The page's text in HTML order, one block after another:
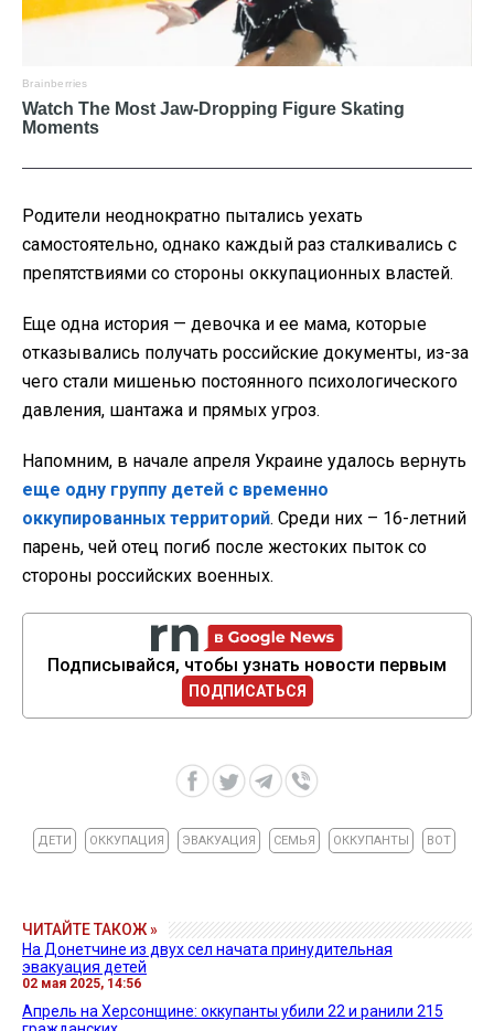
Родители неоднократно пытались уехать
самостоятельно, однако каждый раз сталкивались с
препятствиями со стороны оккупационных властей.
Еще одна история — девочка и ее мама, которые
отказывались получать российские документы, из-за
чего стали мишенью постоянного психологического
давления, шантажа и прямых угроз.
Напомним, в начале апреля Украине удалось вернуть
еще одну группу детей с временно
оккупированных территорий. Среди них – 16-летний
парень, чей отец погиб после жестоких пыток со
стороны российских военных.
Подписывайся, чтобы узнать новости первым
ПОДПИСАТЬСЯ
ДЕТИ ОККУПАЦИЯ ЭВАКУАЦИЯ СЕМЬЯ ОККУПАНТЫ ВОТ
ЧИТАЙТЕ ТАКОЖ »
На Донетчине из двух сел начата принудительная
эвакуация детей
02 мая 2025, 14:56
Апрель на Херсонщине: оккупанты убили 22 и ранили 215